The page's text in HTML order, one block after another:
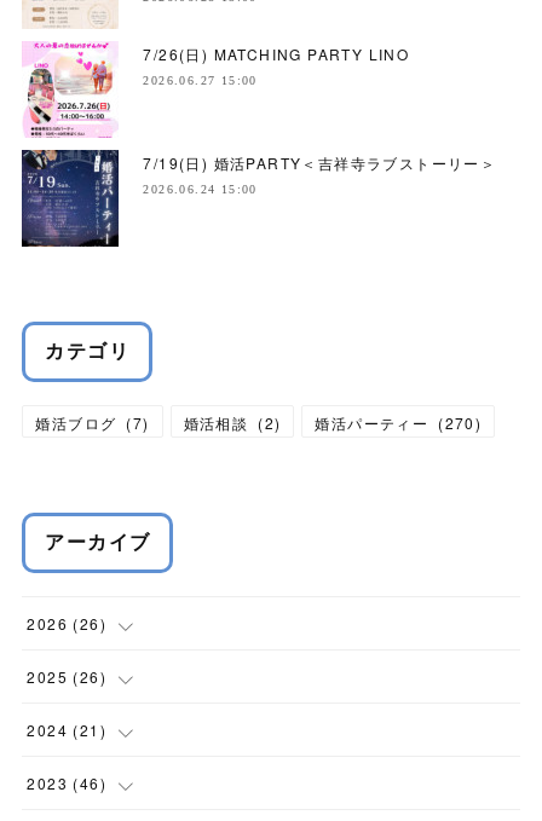
7/26(日) MATCHING PARTY LINO
2026.06.27 15:00
7/19(日) 婚活PARTY＜吉祥寺ラブストーリー＞
2026.06.24 15:00
カテゴリ
婚活ブログ (7) 婚活相談 (2) 婚活パーティー (270)
アーカイブ
2026 (26)
(1)
(1 )
(4)
2025 (26)
(2 )
(6)
2024 (21 )
(3)
2023 (46)